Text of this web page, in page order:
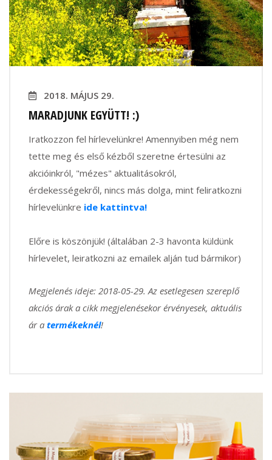
2018. MÁJUS 29.
MARADJUNK EGYÜTT! :)
Iratkozzon fel hírlevelünkre! Amennyiben még nem
tette meg és első kézből szeretne értesülni az
akcióinkról, "mézes" aktualitásokról,
érdekességekről, nincs más dolga, mint feliratkozni
hírlevelünkre ide kattintva!
Előre is köszönjük! (általában 2-3 havonta küldünk
hírlevelet, leiratkozni az emailek alján tud bármikor)
Megjelenés ideje: 2018-05-29. Az esetlegesen szereplő
akciós árak a cikk megjelenésekor érvényesek, aktuális
ár a termékeknél!